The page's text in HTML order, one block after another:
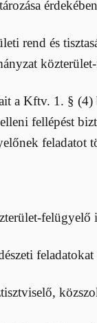
rend és
a Kftv. 1. § (4)
fellépést
feladatot
felügyelő
feladatokat